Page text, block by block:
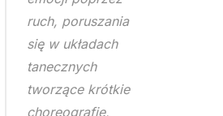
ruch, poruszania
się w układach
tanecznych
tworzące krótkie
choreografie,